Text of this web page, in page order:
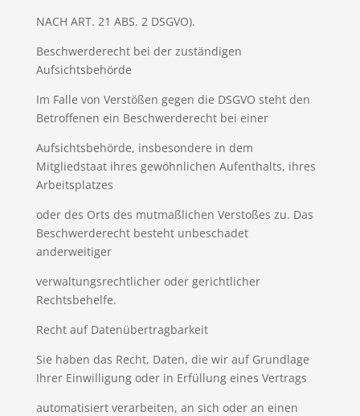
NACH ART. 21 ABS. 2 DSGVO).
Beschwerderecht bei der zuständigen
Aufsichtsbehörde
Im Falle von Verstößen gegen die DSGVO steht den
Betroffenen ein Beschwerderecht bei einer
Aufsichtsbehörde, insbesondere in dem
Mitgliedstaat ihres gewöhnlichen Aufenthalts, ihres
Arbeitsplatzes
oder des Orts des mutmaßlichen Verstoßes zu. Das
Beschwerderecht besteht unbeschadet
anderweitiger
verwaltungsrechtlicher oder gerichtlicher
Rechtsbehelfe.
Recht auf Datenübertragbarkeit
Sie haben das Recht, Daten, die wir auf Grundlage
Ihrer Einwilligung oder in Erfüllung eines Vertrags
automatisiert verarbeiten, an sich oder an einen